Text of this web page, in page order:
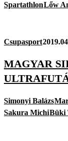
SpartathlonLőw
Csupasport
MAGYAR
Simonyi Balázs
Sakura MichiBüki